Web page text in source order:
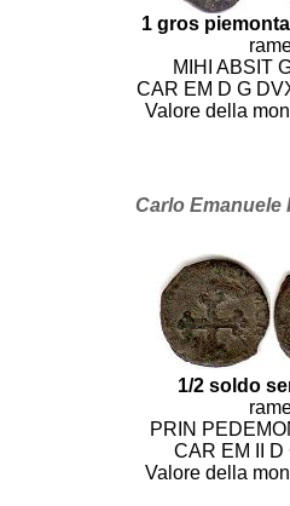
1 gros
MIHI ABSIT
CAR EM D G
Valore della
Carlo Emanuele
1/2 soldo
PRIN
CAR EM II D
Valore della